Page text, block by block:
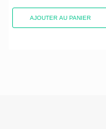
AJOUTER AU PANIER